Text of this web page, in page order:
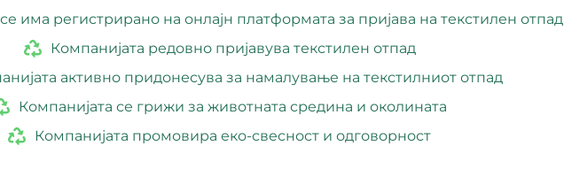
има регистрирано на онлајн платформата за пријава на текстилен отпад
Компанијата редовно пријавува текстилен отпад
активно придонесува за намалување на текстилниот отпад
Компанијата се грижи за животната средина и околината
Компанијата промовира еко-свесност и одговорност